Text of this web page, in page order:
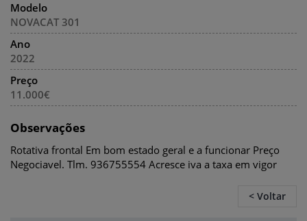
Modelo
NOVACAT 301
Ano
2022
Preço
11.000€
Observações
Rotativa frontal Em bom estado geral e a funcionar Preço
Negociavel. Tlm. 936755554 Acresce iva a taxa em vigor
< Voltar